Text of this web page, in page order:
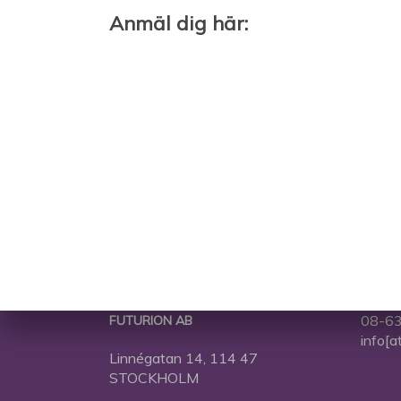
Anmäl dig här:
FUTURION AB
Linnégatan 14, 114 47
STOCKHOLM
08-